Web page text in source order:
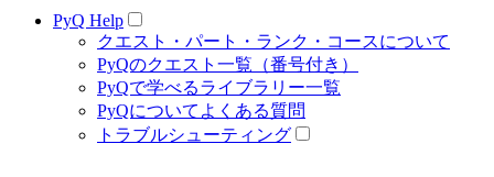
PyQ Help
クエスト・パート・ランク・コースについて
PyQのクエスト一覧（番号付き）
PyQで学べるライブラリー一覧
PyQについてよくある質問
トラブルシューティング